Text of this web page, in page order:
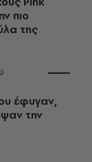
πιο
της
έφυγαν,
την